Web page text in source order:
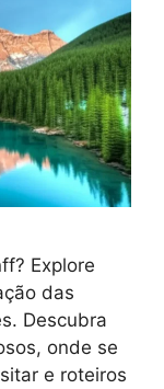
Explore
das
Descubra
onde se
e roteiros